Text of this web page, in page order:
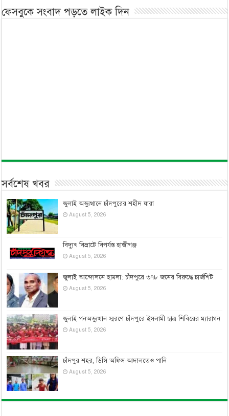
ফেসবুকে সংবাদ পড়তে লাইক দিন
সর্বশেষ খবর
জুলাই অভ্যুত্থানে চাঁদপুরের শহীদ যারা
August 5, 2026
বিদ্যুৎ বিভ্রাটে বিপর্যস্ত হাজীগঞ্জ
August 5, 2026
জুলাই আন্দোলনে হামলা: চাঁদপুরে ৩৭৮ জনের বিরুদ্ধে চার্জশিট
August 5, 2026
জুলাই গনঅভ্যুত্থান স্মরণে চাঁদপুরে ইসলামী ছাত্র শিবিরের ম্যারাথন
August 5, 2026
চাঁদপুর শহর, ডিসি অফিস-আদালতেও পানি
August 5, 2026